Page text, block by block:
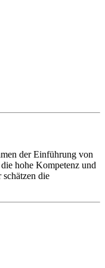
der Einführung von
hohe Kompetenz und
die